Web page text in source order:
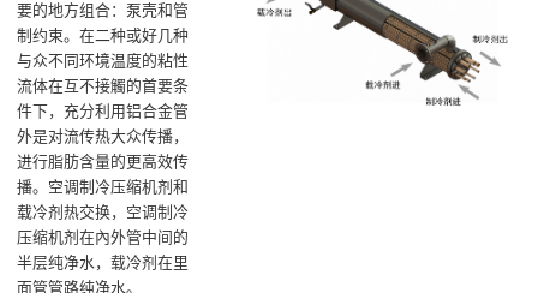
要的地方组合：泵壳和管
制约束。在二种或好几种
与众不同环境温度的粘性
流体在互不接觸的首要条
件下，充分利用铝合金管
外是对流传热大众传播，
进行脂肪含量的更高效传
播。空调制冷压缩机剂和
载冷剂热交换，空调制冷
压缩机剂在內外管中间的
半层纯净水，载冷剂在里
面管管路纯净水。